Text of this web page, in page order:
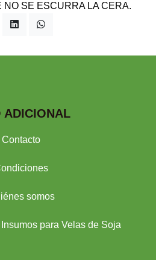
NO SE ESCURRA LA CERA.
ADICIONAL
Contacto
somos
para Velas de Soja